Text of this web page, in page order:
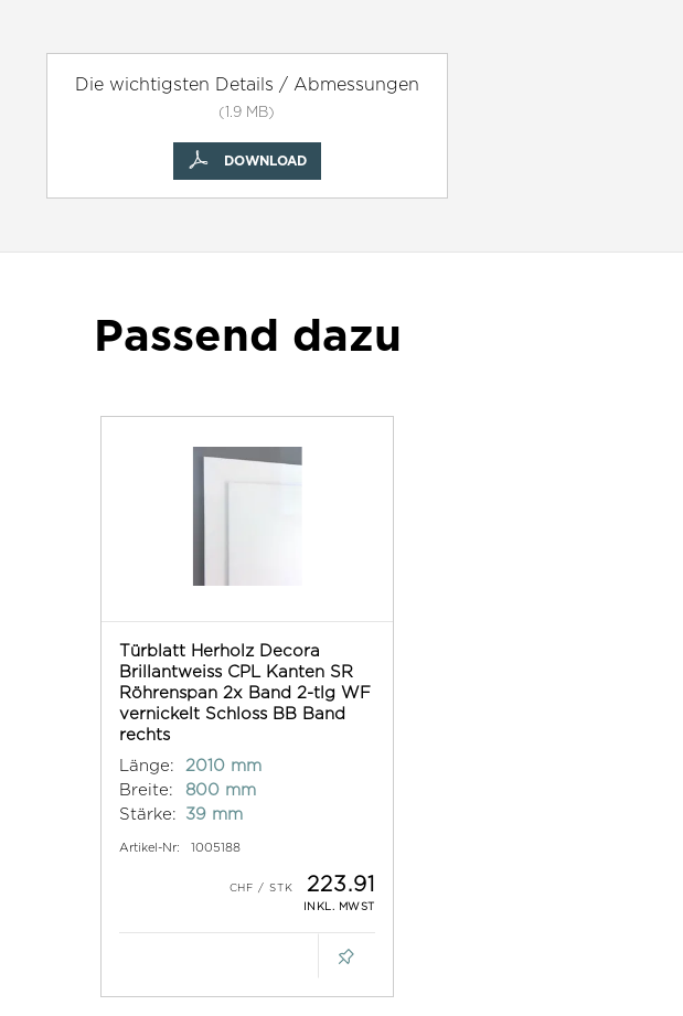
Die wichtigsten Details / Abmessungen
(1.9 MB)
DOWNLOAD
Passend dazu
Türblatt Herholz Decora
Brillantweiss CPL Kanten SR
Röhrenspan 2x Band 2-tlg WF
vernickelt Schloss BB Band
rechts
Länge:
2010 mm
Breite:
800 mm
Stärke:
39 mm
Artikel-Nr: 1005188
223.91
INKL. MWST